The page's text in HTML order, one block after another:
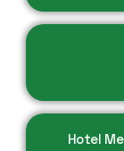
Hotel